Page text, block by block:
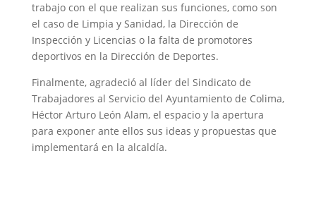
trabajo con el que realizan sus funciones, como son
el caso de Limpia y Sanidad, la Dirección de
Inspección y Licencias o la falta de promotores
deportivos en la Dirección de Deportes.
Finalmente, agradeció al líder del Sindicato de
Trabajadores al Servicio del Ayuntamiento de Colima,
Héctor Arturo León Alam, el espacio y la apertura
para exponer ante ellos sus ideas y propuestas que
implementará en la alcaldía.